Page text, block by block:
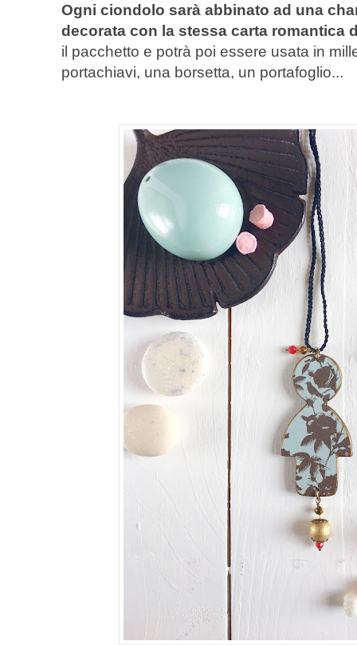
Ogni ciondolo sarà abbinato ad una
decorata con la stessa carta romantica
il pacchetto e potrà poi essere usata in
portachiavi, una borsetta, un portafoglio...